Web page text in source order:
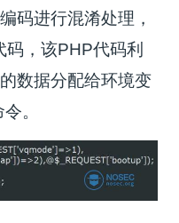
码进行混淆处理，
，该PHP代码利
数据分配给环境变
。